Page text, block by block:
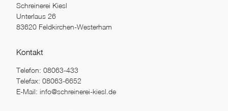
Schreinerei Kiesl
Unterlaus 26
83620 Feldkirchen-Westerham
Kontakt
Telefon: 08063-433
Telefax: 08063-6652
E-Mail: info@schreinerei-kiesl.de
Garderoben
Schlafen & Wohnen
Solitärmöbel
10 sichere Tips
Sicherheit für Wertsachen
Sicher in Urlaub